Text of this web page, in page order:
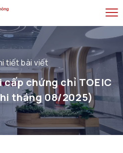
tiết bài viết
chứng chỉ TOEIC
tháng 08/2025)